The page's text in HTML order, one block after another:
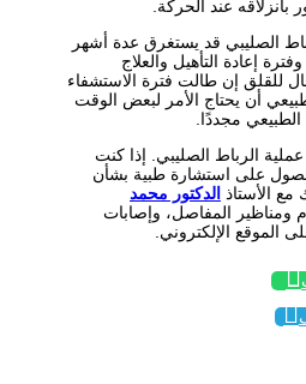
عند الحركة.
الصليبي قد يستغرق عدة أشهر
إعادة التأهيل والعلاج
للقلق إن طالت فترة الاستشفاء
أن يحتاج الأمر لبعض الوقت
مجددًا.
الرباط الصليبي. إذا كنت
على استشارة طبية بشأن
الأستاذ
الدكتور محمد
ومناظير المفاصل، وإصابات
الموقع الإلكتروني.

